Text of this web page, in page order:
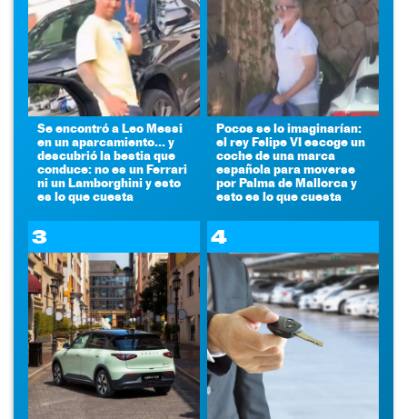
Se encontró a Leo Messi
en un aparcamiento... y
descubrió la bestia que
conduce: no es un Ferrari
ni un Lamborghini y esto
es lo que cuesta
Pocos se lo imaginarían:
el rey Felipe VI escoge un
coche de una marca
española para moverse
por Palma de Mallorca y
esto es lo que cuesta
3 4